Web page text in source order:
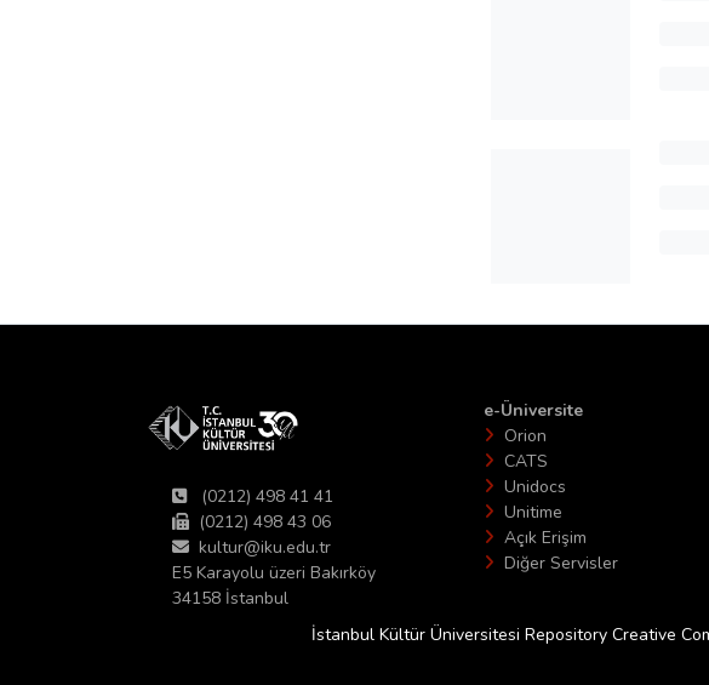
(0212) 498 41 41
(0212) 498 43 06
kultur@iku.edu.tr
E5 Karayolu üzeri Bakırköy
34158 İstanbul
e-Üniversite
Orion
CATS
Unidocs
Unitime
Açık Erişim
Diğer Servisler
İstanbul Kültür Üniversitesi Repository Creative